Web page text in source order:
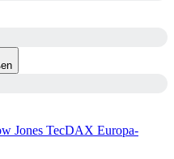
Jones TecDAX Europa-